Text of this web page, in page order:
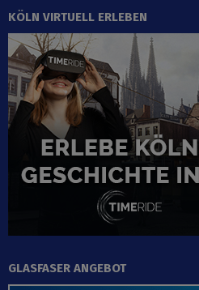
KÖLN VIRTUELL ERLEBEN
GLASFASER ANGEBOT